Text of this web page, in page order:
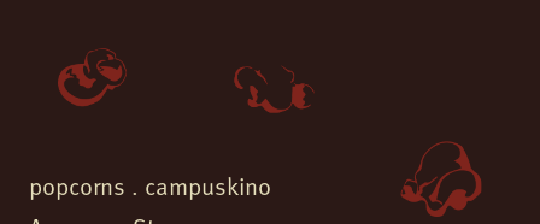
popcorns . campuskino